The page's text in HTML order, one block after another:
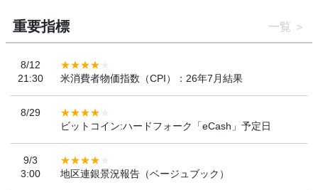
重要指標 一覧
8/12
21:30
米消費者物価指数（CPI）：26年7月結果
8/29
ビットコイン:ハードフォーク「eCash」予定日
9/3
3:00
地区連銀景況報告（ベージュブック）